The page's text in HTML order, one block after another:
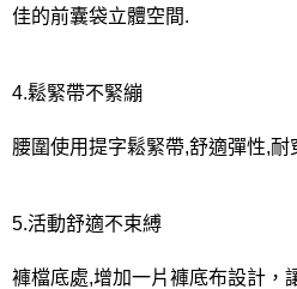
佳的前囊袋立體空間.
4.鬆緊帶不緊繃
腰圍使用提字鬆緊帶,舒適彈性,耐
5.活動舒適不束縛
褲檔底處,增加一片褲底布設計，